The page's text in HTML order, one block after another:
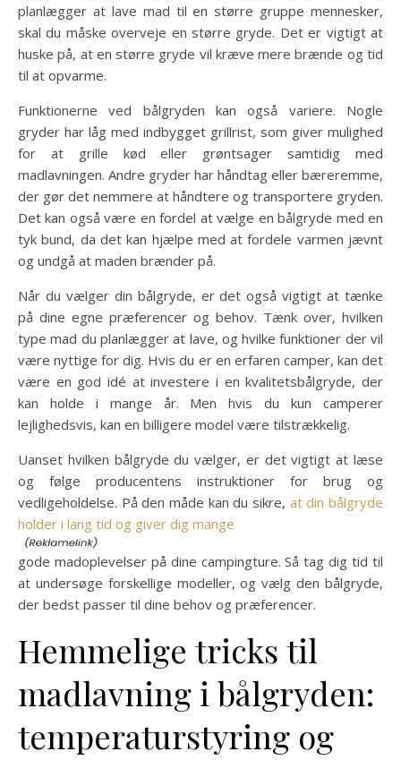
planlægger at lave mad til en større gruppe mennesker,
skal du måske overveje en større gryde. Det er vigtigt at
huske på, at en større gryde vil kræve mere brænde og tid
til at opvarme.
Funktionerne ved bålgryden kan også variere. Nogle
gryder har låg med indbygget grillrist, som giver mulighed
for at grille kød eller grøntsager samtidig med
madlavningen. Andre gryder har håndtag eller bæreremme,
der gør det nemmere at håndtere og transportere gryden.
Det kan også være en fordel at vælge en bålgryde med en
tyk bund, da det kan hjælpe med at fordele varmen jævnt
og undgå at maden brænder på.
Når du vælger din bålgryde, er det også vigtigt at tænke
på dine egne præferencer og behov. Tænk over, hvilken
type mad du planlægger at lave, og hvilke funktioner der vil
være nyttige for dig. Hvis du er en erfaren camper, kan det
være en god idé at investere i en kvalitetsbålgryde, der
kan holde i mange år. Men hvis du kun camperer
lejlighedsvis, kan en billigere model være tilstrækkelig.
Uanset hvilken bålgryde du vælger, er det vigtigt at læse
og følge producentens instruktioner for brug og
vedligeholdelse. På den måde kan du sikre, at din bålgryde
holder i lang tid og giver dig mange
gode madoplevelser på dine campingture. Så tag dig tid til
at undersøge forskellige modeller, og vælg den bålgryde,
der bedst passer til dine behov og præferencer.
Hemmelige tricks til
madlavning i bålgryden:
temperaturstyring og